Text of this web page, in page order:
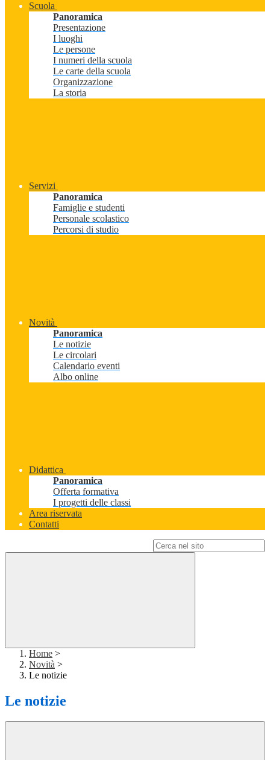
Scuola
Panoramica
Presentazione
I luoghi
Le persone
I numeri della scuola
Le carte della scuola
Organizzazione
La storia
Servizi
Panoramica
Famiglie e studenti
Personale scolastico
Percorsi di studio
Novità
Panoramica
Le notizie
Le circolari
Calendario eventi
Albo online
Didattica
Panoramica
Offerta formativa
I progetti delle classi
Area riservata
Contatti
Home >
Novità >
Le notizie
Le notizie